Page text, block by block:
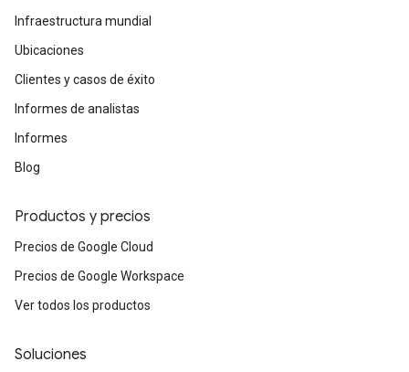
Infraestructura mundial
Ubicaciones
Clientes y casos de éxito
Informes de analistas
Informes
Blog
Productos y precios
Precios de Google Cloud
Precios de Google Workspace
Ver todos los productos
Soluciones